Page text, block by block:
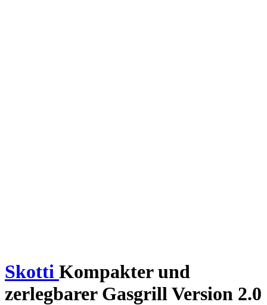
Skotti Kompakter und
zerlegbarer Gasgrill Version 2.0